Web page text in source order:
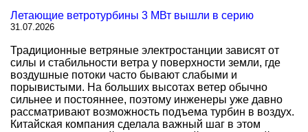
Летающие ветротурбины 3 МВт вышли в серию
31.07.2026
Традиционные ветряные электростанции зависят от
силы и стабильности ветра у поверхности земли, где
воздушные потоки часто бывают слабыми и
порывистыми. На больших высотах ветер обычно
сильнее и постояннее, поэтому инженеры уже давно
рассматривают возможность подъема турбин в воздух.
Китайская компания сделала важный шаг в этом